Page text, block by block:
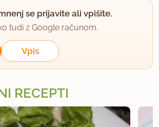
se prijavite ali vpišite.
tudi z Google računom.
Vpis
RECEPTI